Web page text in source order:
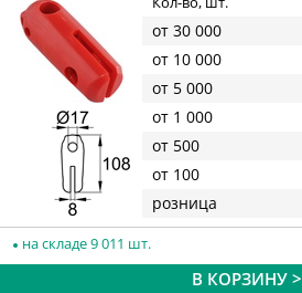
от 30 000
от 10 000
от 5 000
от 1 000
от 500
от 100
розница
на складе 9 011 шт.
В КОРЗИНУ >